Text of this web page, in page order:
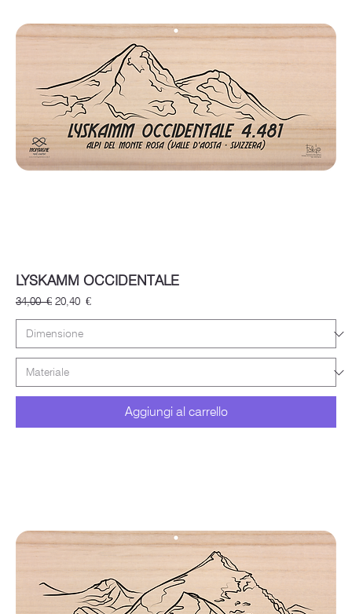
LYSKAMM OCCIDENTALE
Prezzo regolare
34,00 € Prezzo scontato
20,40 €
Aggiungi al carrello